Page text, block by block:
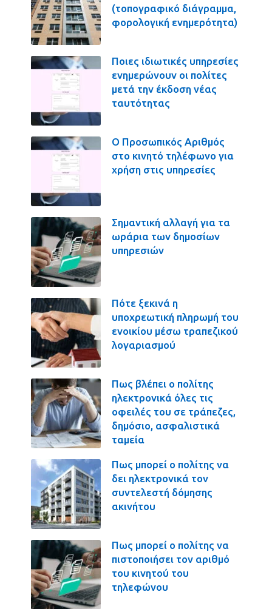
(τοπογραφικό διάγραμμα,
φορολογική ενημερότητα)
Ποιες ιδιωτικές υπηρεσίες
ενημερώνουν οι πολίτες
μετά την έκδοση νέας
ταυτότητας
Ο Προσωπικός Αριθμός
στο κινητό τηλέφωνο για
χρήση στις υπηρεσίες
Σημαντική αλλαγή για τα
ωράρια των δημοσίων
υπηρεσιών
Πότε ξεκινά η
υποχρεωτική πληρωμή του
ενοικίου μέσω τραπεζικού
λογαριασμού
Πως βλέπει ο πολίτης
ηλεκτρονικά όλες τις
οφειλές του σε τράπεζες,
δημόσιο, ασφαλιστικά
ταμεία
Πως μπορεί ο πολίτης να
δει ηλεκτρονικά τον
συντελεστή δόμησης
ακινήτου
Πως μπορεί ο πολίτης να
πιστοποιήσει τον αριθμό
του κινητού του
τηλεφώνου